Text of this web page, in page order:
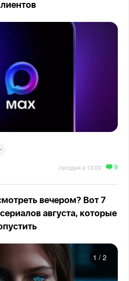
сегодня в 13:00 9
вечером? Вот 7
августа, которые
1 / 2